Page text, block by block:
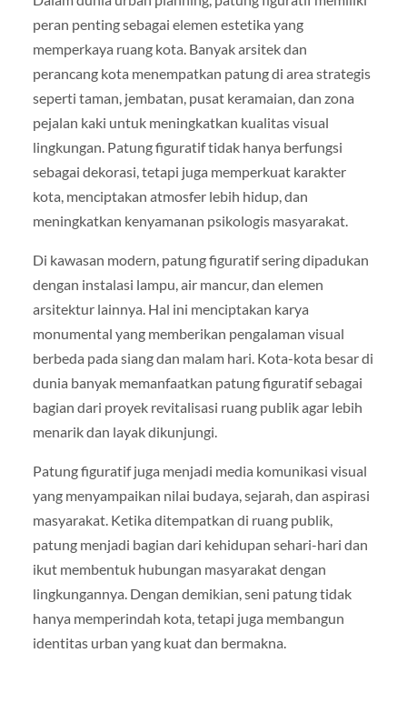
peran penting sebagai elemen estetika yang
memperkaya ruang kota. Banyak arsitek dan
perancang kota menempatkan patung di area strategis
seperti taman, jembatan, pusat keramaian, dan zona
pejalan kaki untuk meningkatkan kualitas visual
lingkungan. Patung figuratif tidak hanya berfungsi
sebagai dekorasi, tetapi juga memperkuat karakter
kota, menciptakan atmosfer lebih hidup, dan
meningkatkan kenyamanan psikologis masyarakat.
Di kawasan modern, patung figuratif sering dipadukan
dengan instalasi lampu, air mancur, dan elemen
arsitektur lainnya. Hal ini menciptakan karya
monumental yang memberikan pengalaman visual
berbeda pada siang dan malam hari. Kota-kota besar di
dunia banyak memanfaatkan patung figuratif sebagai
bagian dari proyek revitalisasi ruang publik agar lebih
menarik dan layak dikunjungi.
Patung figuratif juga menjadi media komunikasi visual
yang menyampaikan nilai budaya, sejarah, dan aspirasi
masyarakat. Ketika ditempatkan di ruang publik,
patung menjadi bagian dari kehidupan sehari-hari dan
ikut membentuk hubungan masyarakat dengan
lingkungannya. Dengan demikian, seni patung tidak
hanya memperindah kota, tetapi juga membangun
identitas urban yang kuat dan bermakna.